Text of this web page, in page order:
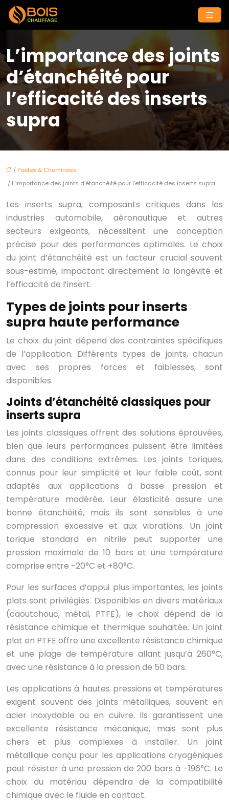
L’importance des joints
d’étanchéité pour
l’efficacité des inserts
supra
/ Poêles & Cheminées
/ L’importance des joints d’étanchéité pour l’efficacité des inserts supra
Les inserts supra, composants critiques dans les
industries automobile, aéronautique et autres
secteurs exigeants, nécessitent une conception
précise pour des performances optimales. Le choix
du joint d’étanchéité est un facteur crucial souvent
sous-estimé, impactant directement la longévité et
l’efficacité de l’insert.
Types de joints pour inserts
supra haute performance
Le choix du joint dépend des contraintes spécifiques
de l’application. Différents types de joints, chacun
avec ses propres forces et faiblesses, sont
disponibles.
Joints d’étanchéité classiques pour
inserts supra
Les joints classiques offrent des solutions éprouvées,
bien que leurs performances puissent être limitées
dans des conditions extrêmes. Les joints toriques,
connus pour leur simplicité et leur faible coût, sont
adaptés aux applications à basse pression et
température modérée. Leur élasticité assure une
bonne étanchéité, mais ils sont sensibles à une
compression excessive et aux vibrations. Un joint
torique standard en nitrile peut supporter une
pression maximale de 10 bars et une température
comprise entre -20°C et +80°C.
Pour les surfaces d’appui plus importantes, les joints
plats sont privilégiés. Disponibles en divers matériaux
(caoutchouc, métal, PTFE), le choix dépend de la
résistance chimique et thermique souhaitée. Un joint
plat en PTFE offre une excellente résistance chimique
et une plage de température allant jusqu’à 260°C,
avec une résistance à la pression de 50 bars.
Les applications à hautes pressions et températures
exigent souvent des joints métalliques, souvent en
acier inoxydable ou en cuivre. Ils garantissent une
excellente résistance mécanique, mais sont plus
chers et plus complexes à installer. Un joint
métallique conçu pour les applications cryogéniques
peut résister à une pression de 200 bars à -196°C. Le
choix du matériau dépendra de la compatibilité
chimique avec le fluide en contact.